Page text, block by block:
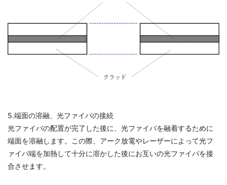
5.端面の溶融、光ファイバの接続
光ファイバの配置が完了した後に、光ファイバを融着するために
端面を溶融します。この際、アーク放電やレーザーによって光フ
ァイバ端を加熱して十分に溶かした後にお互いの光ファイバを接
合させます。